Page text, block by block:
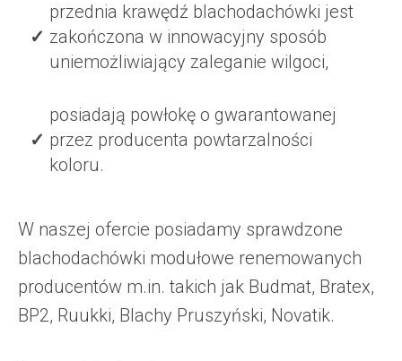
przednia krawędź blachodachówki jest
zakończona w innowacyjny sposób
uniemożliwiający zaleganie wilgoci,
posiadają powłokę o gwarantowanej
przez producenta powtarzalności
koloru.
W naszej ofercie posiadamy sprawdzone
blachodachówki modułowe renemowanych
producentów m.in. takich jak Budmat, Bratex,
BP2, Ruukki, Blachy Pruszyński, Novatik.